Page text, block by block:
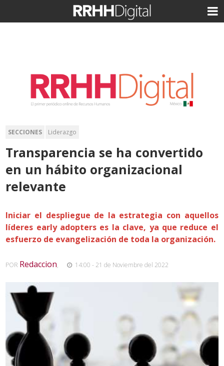
SECCIONES Liderazgo
Transparencia se ha convertido
en un hábito organizacional
relevante
Iniciar el despliegue de la estrategia con aquellos
líderes early adopters es la clave, ya que reduce el
esfuerzo de evangelización de toda la organización.
POR Redaccion, 14:00 - 21 de Noviembre del 2022